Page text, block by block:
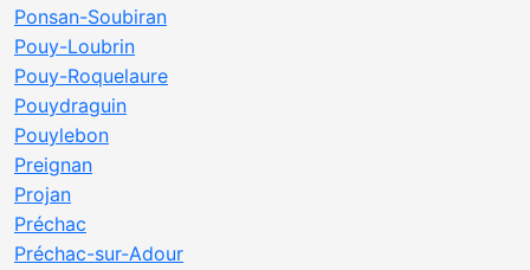
Ponsan-Soubiran
Pouy-Loubrin
Pouy-Roquelaure
Pouydraguin
Pouylebon
Preignan
Projan
Préchac
Préchac-sur-Adour